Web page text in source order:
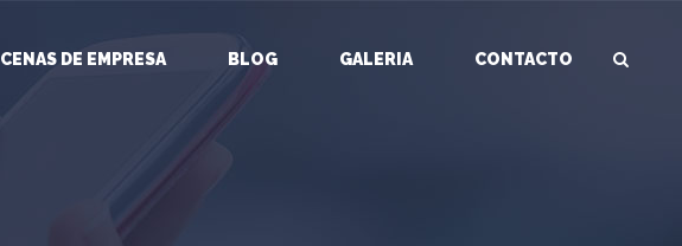
CENAS DE EMPRESA BLOG GALERIA CONTACTO